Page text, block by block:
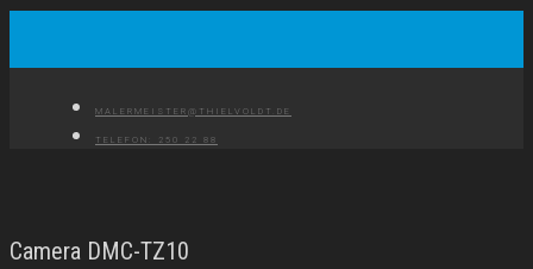
MALERMEISTER@THIELVOLDT.DE
TELEFON: 250 22 88
Camera DMC-TZ10